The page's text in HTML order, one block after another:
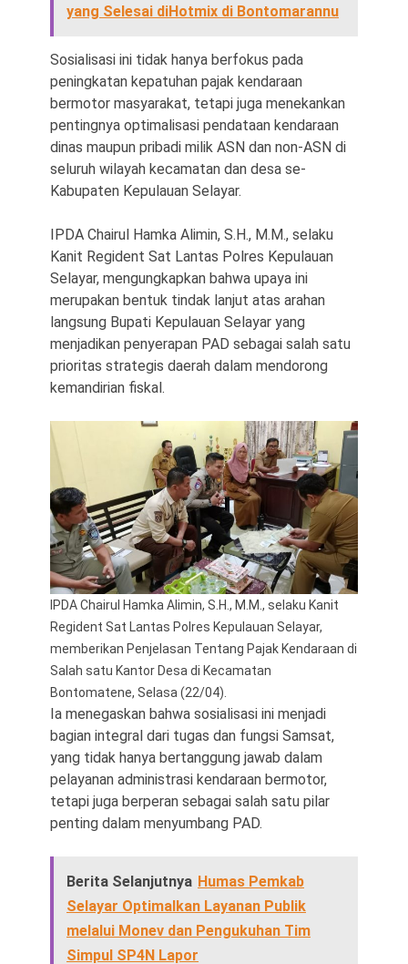
yang Selesai diHotmix di Bontomarannu
Sosialisasi ini tidak hanya berfokus pada
peningkatan kepatuhan pajak kendaraan
bermotor masyarakat, tetapi juga menekankan
pentingnya optimalisasi pendataan kendaraan
dinas maupun pribadi milik ASN dan non-ASN di
seluruh wilayah kecamatan dan desa se-
Kabupaten Kepulauan Selayar.
IPDA Chairul Hamka Alimin, S.H., M.M., selaku
Kanit Regident Sat Lantas Polres Kepulauan
Selayar, mengungkapkan bahwa upaya ini
merupakan bentuk tindak lanjut atas arahan
langsung Bupati Kepulauan Selayar yang
menjadikan penyerapan PAD sebagai salah satu
prioritas strategis daerah dalam mendorong
kemandirian fiskal.
IPDA Chairul Hamka Alimin, S.H., M.M., selaku Kanit
Regident Sat Lantas Polres Kepulauan Selayar,
memberikan Penjelasan Tentang Pajak Kendaraan di
Salah satu Kantor Desa di Kecamatan
Bontomatene, Selasa (22/04).
Ia menegaskan bahwa sosialisasi ini menjadi
bagian integral dari tugas dan fungsi Samsat,
yang tidak hanya bertanggung jawab dalam
pelayanan administrasi kendaraan bermotor,
tetapi juga berperan sebagai salah satu pilar
penting dalam menyumbang PAD.
Berita Selanjutnya Humas Pemkab
Selayar Optimalkan Layanan Publik
melalui Monev dan Pengukuhan Tim
Simpul SP4N Lapor